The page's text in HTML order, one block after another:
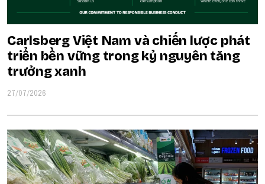
Carlsberg Việt Nam và chiến lược phát
triển bền vững trong kỷ nguyên tăng
trưởng xanh
27/07/2026